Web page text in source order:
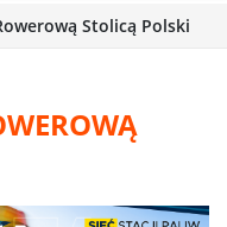
Stolicą Polski